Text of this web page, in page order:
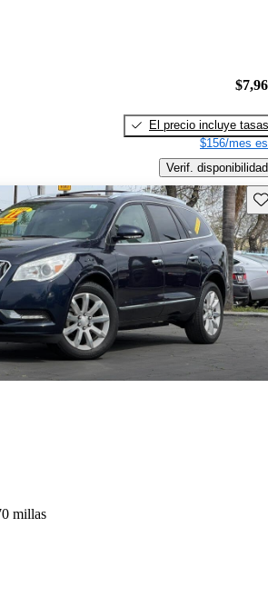
El precio incluye tasas
$156/mes
Verif. disponibilidad
millas